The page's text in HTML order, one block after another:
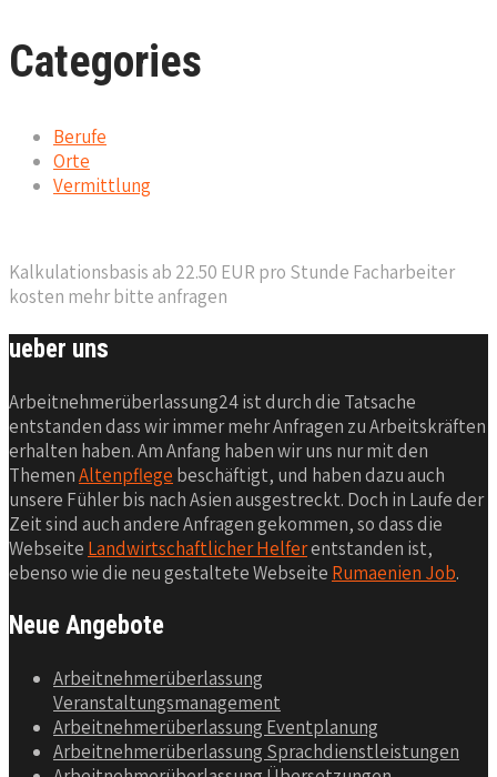
Categories
Berufe
Orte
Vermittlung
Kalkulationsbasis ab 22.50 EUR pro Stunde Facharbeiter
kosten mehr bitte anfragen
ueber uns
Arbeitnehmerüberlassung24 ist durch die Tatsache
entstanden dass wir immer mehr Anfragen zu Arbeitskräften
erhalten haben. Am Anfang haben wir uns nur mit den
ThemenAltenpflege beschäftigt, und haben dazu auch
unsere Fühler bis nach Asien ausgestreckt. Doch in Laufe der
Zeit sind auch andere Anfragen gekommen, so dass die
Webseite Landwirtschaftlicher Helferentstanden ist,
ebenso wie die neu gestaltete Webseite Rumaenien Job.
Neue Angebote
Arbeitnehmerüberlassung
Veranstaltungsmanagement
Arbeitnehmerüberlassung Eventplanung
Arbeitnehmerüberlassung Sprachdienstleistungen